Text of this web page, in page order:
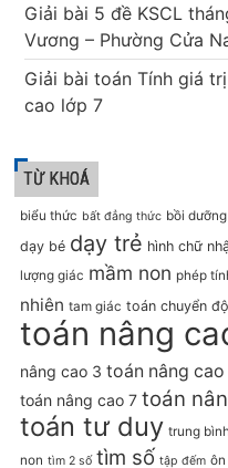
Giải bài 5 đề KSCL
Vương – Phường Cửa
Giải bài toán Tính giá
cao lớp 7
TỪ KHOÁ
biểu thức bất đẳng thức bồi
dạy bé dạy trẻ hình chữ
lượng giác mầm non phép
nhiên tam giác toán chuyển
toán nâng
nâng cao 3 toán nâng
toán nâng cao 7 toán
toán tư duy trung
non tìm 2 số tìm số tập đếm ôn